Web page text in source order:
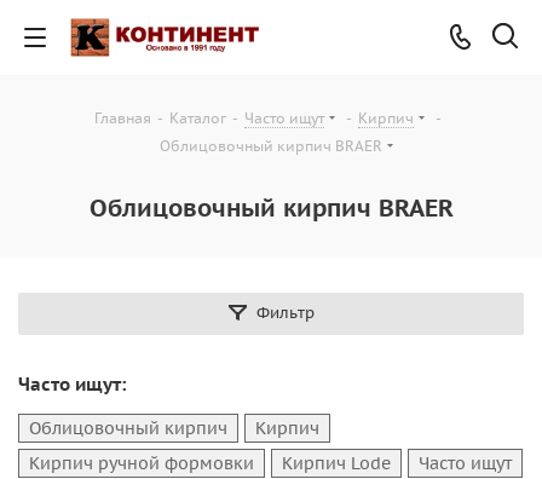
Главная - Каталог - Часто ищут - Кирпич
-
Облицовочный кирпич BRAER
Облицовочный кирпич BRAER
Фильтр
Часто ищут:
Облицовочный кирпич
Кирпич
Кирпич ручной формовки
Кирпич Lode
Часто ищут